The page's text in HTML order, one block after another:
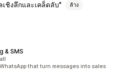
เชิงลึกและเคล็ดลับ ล้าง
& SMS
that turn messages into sales